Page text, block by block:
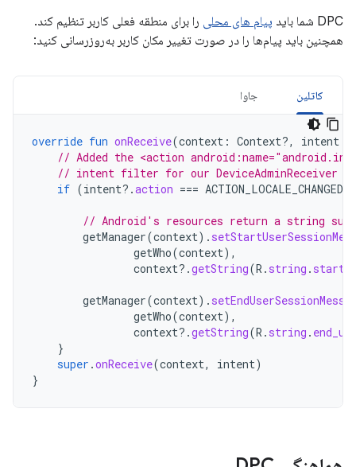
DPC شما باید
پیام های محلی را برای منطقه فعلی کاربر تنظیم کند.
همچنین باید پیام‌ها را در صورت تغییر مکان کاربر به‌روزرسانی کنید:
کاتلین جاوا
override fun onReceive(context : Context?, intent
// Added the <action
// intent filter for our DeviceAdminReceiver
if (intent?.action === ACTION_LOCALE_CHANGED
// Android's resources return a string
getManager(context).
getWho(context),
context?.getString(R . string .
getManager(context).
getWho(context),
context?.getString(R . string .
}
super .onReceive(context, intent)
}